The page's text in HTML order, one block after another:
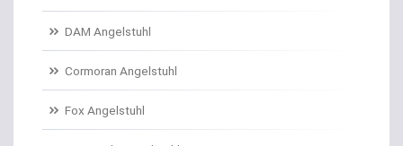
Angelschnur Zander/Barsch
Angelstühle
Angelstuhl Behr
DAM Angelstuhl
Cormoran Angelstuhl
Fox Angelstuhl